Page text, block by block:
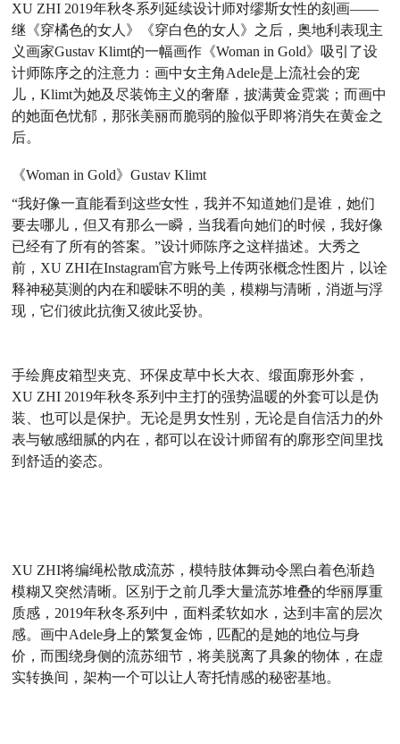
XU ZHI 2019年秋冬系列延续设计师对缪斯女性的刻画——
继《穿橘色的女人》《穿白色的女人》之后，奥地利表现主
义画家Gustav Klimt的一幅画作《Woman in Gold》吸引了设
计师陈序之的注意力：画中女主角Adele是上流社会的宠
儿，Klimt为她及尽装饰主义的奢靡，披满黄金霓裳；而画中
的她面色忧郁，那张美丽而脆弱的脸似乎即将消失在黄金之
后。
《Woman in Gold》Gustav Klimt
“我好像一直能看到这些女性，我并不知道她们是谁，她们
要去哪儿，但又有那么一瞬，当我看向她们的时候，我好像
已经有了所有的答案。”设计师陈序之这样描述。大秀之
前，XU ZHI在Instagram官方账号上传两张概念性图片，以诠
释神秘莫测的内在和暧昧不明的美，模糊与清晰，消逝与浮
现，它们彼此抗衡又彼此妥协。
手绘麂皮箱型夹克、环保皮草中长大衣、缎面廓形外套，
XU ZHI 2019年秋冬系列中主打的强势温暖的外套可以是伪
装、也可以是保护。无论是男女性别，无论是自信活力的外
表与敏感细腻的内在，都可以在设计师留有的廓形空间里找
到舒适的姿态。
XU ZHI将编绳松散成流苏，模特肢体舞动令黑白着色渐趋
模糊又突然清晰。区别于之前几季大量流苏堆叠的华丽厚重
质感，2019年秋冬系列中，面料柔软如水，达到丰富的层次
感。画中Adele身上的繁复金饰，匹配的是她的地位与身
价，而围绕身侧的流苏细节，将美脱离了具象的物体，在虚
实转换间，架构一个可以让人寄托情感的秘密基地。